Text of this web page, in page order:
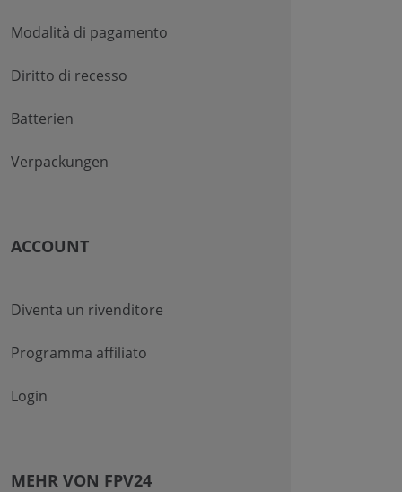
Modalità di pagamento
Diritto di recesso
Batterien
Verpackungen
ACCOUNT
Diventa un rivenditore
Programma affiliato
Login
MEHR VON FPV24